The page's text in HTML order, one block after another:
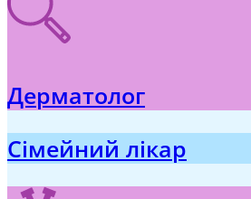
Дерматолог
Сімейний лікар